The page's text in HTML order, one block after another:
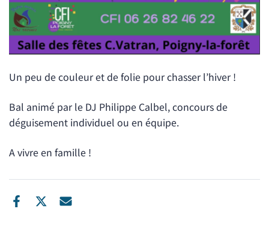
Un peu de couleur et de folie pour chasser l’hiver !
Bal animé par le DJ Philippe Calbel, concours de
déguisement individuel ou en équipe.
A vivre en famille !